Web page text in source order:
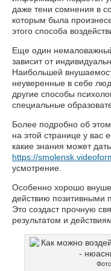
даже тени сомнения в
которым была
этого способа
Еще один
зависит от
Наибольшей
неуверенные в себе
другие способы
специальные
Более подробно об
на этой странице у вас
какие знания может
https://
усмотрение.
Особенно хорошо
действию
Это создаст прочную
результатом и